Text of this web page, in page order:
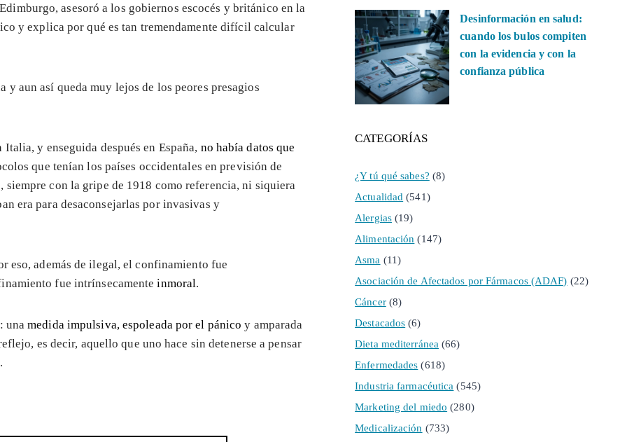
asesoró a los gobiernos escocés y británico en la
y explica por qué es tan tremendamente difícil calcular
y aun así queda muy lejos de los peores presagios
y enseguida después en España, no había datos que
que tenían los países occidentales en previsión de
siempre con la gripe de 1918 como referencia, ni siquiera
era para desaconsejarlas por invasivas y
eso, además de ilegal, el confinamiento fue
fue intrínsecamenteinmoral.
unamedida impulsiva, espoleada por el pánico y amparada
es decir, aquello que uno hace sin detenerse a pensar
Desinformación en salud:
cuando los bulos compiten
con la evidencia y con la
confianza pública
CATEGORÍAS
¿Y tú qué sabes? (8)
Actualidad (541)
Alergias(19)
Alimentación (147)
Asma (11)
Asociación de Afectados por Fármacos (ADAF) (22)
Cáncer(8)
Destacados (6)
Dieta mediterránea (66)
Enfermedades (618)
Industria farmacéutica (545)
Marketing del miedo (280)
Medicalización (733)